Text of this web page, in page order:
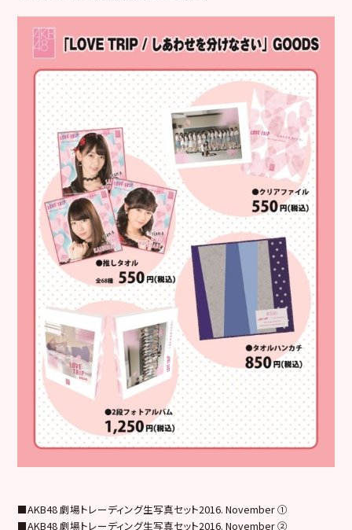
■AKB48 劇場トレーディング生写真セット2016. November ①
■AKB48 劇場トレーディング生写真セット2016. November ②